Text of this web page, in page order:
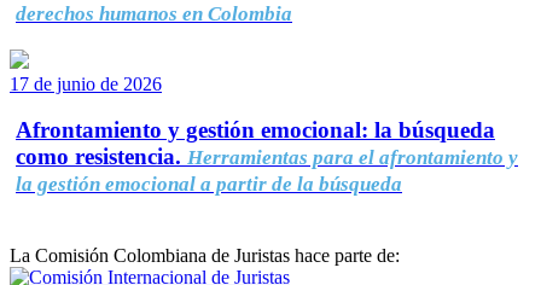
derechos humanos en Colombia
17 de junio de 2026
Afrontamiento y gestión emocional: la búsqueda
como resistencia. Herramientas para el afrontamiento y
la gestión emocional a partir de la búsqueda
La Comisión Colombiana de Juristas hace parte de: